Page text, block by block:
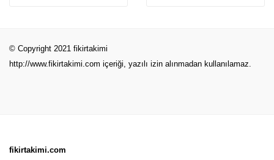
© Copyright 2021 fikirtakimi
http://www.fikirtakimi.com içeriği, yazılı izin alınmadan kullanılamaz.
fikirtakimi.com